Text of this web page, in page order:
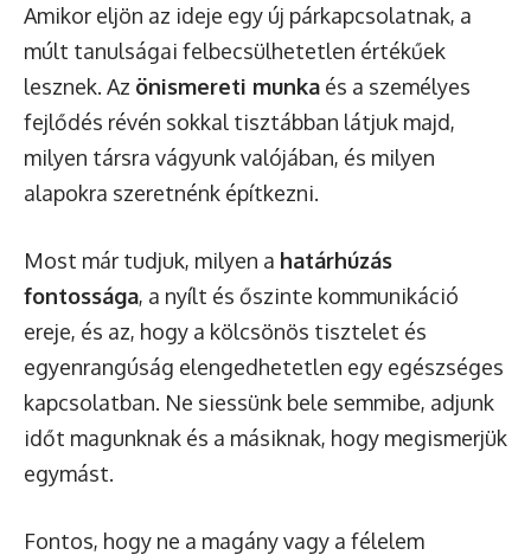
Amikor eljön az ideje egy új párkapcsolatnak, a
múlt tanulságai felbecsülhetetlen értékűek
lesznek. Az önismereti munka és a személyes
fejlődés révén sokkal tisztábban látjuk majd,
milyen társra vágyunk valójában, és milyen
alapokra szeretnénk építkezni.
Most már tudjuk, milyen a határhúzás
fontossága, a nyílt és őszinte kommunikáció
ereje, és az, hogy a kölcsönös tisztelet és
egyenrangúság elengedhetetlen egy egészséges
kapcsolatban. Ne siessünk bele semmibe, adjunk
időt magunknak és a másiknak, hogy megismerjük
egymást.
Fontos, hogy ne a magány vagy a félelem